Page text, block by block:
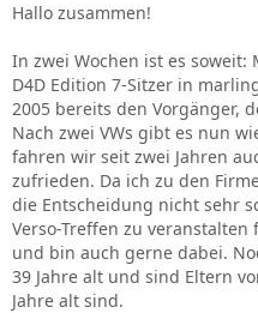
Hallo zusammen!
In zwei Wochen ist es soweit:
D4D Edition 7-Sitzer in
2005 bereits den Vorgänger,
Nach zwei VWs gibt es nun
fahren wir seit zwei Jahren
zufrieden. Da ich zu den
die Entscheidung nicht sehr
Verso-Treffen zu
und bin auch gerne dabei.
39 Jahre alt und sind Eltern
Jahre alt sind.